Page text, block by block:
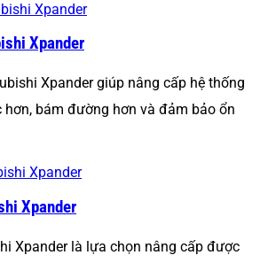
Xpander
Xpander giúp nâng cấp hệ thống
bám đường hơn và đảm bảo ổn
Xpander
Xpander là lựa chọn nâng cấp được